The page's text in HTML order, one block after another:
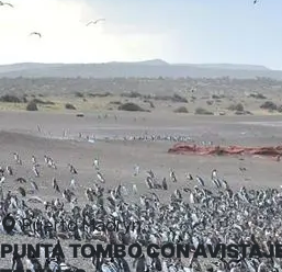
Puerto Madryn
PUNTA TOMBO CON